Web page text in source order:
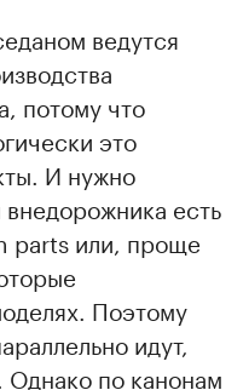
ведутся
потому что
это
И нужно
есть
parts или, проще
Поэтому
идут,
Однако по канонам